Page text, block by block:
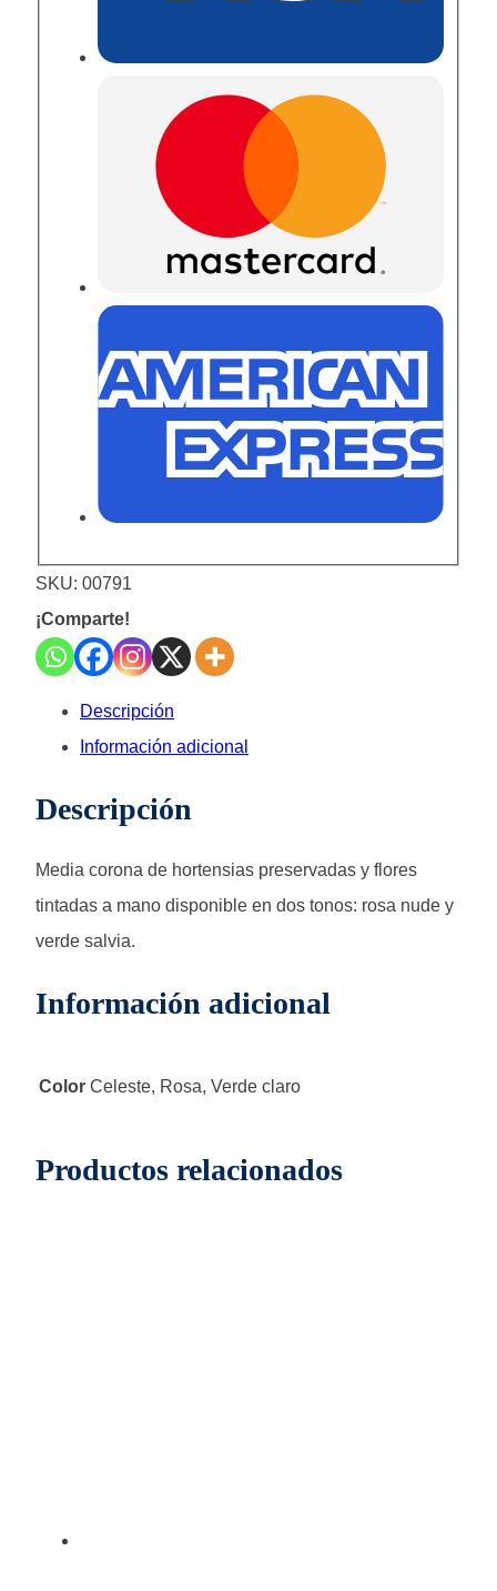
SKU: 00791
¡Comparte!
Descripción
Información adicional
Descripción
Media corona de hortensias preservadas y flores
tintadas a mano disponible en dos tonos: rosa nude y
verde salvia.
Información adicional
Color Celeste, Rosa, Verde claro
Productos relacionados